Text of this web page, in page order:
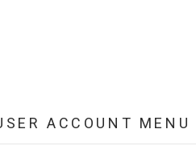
ACCOUNT MENU